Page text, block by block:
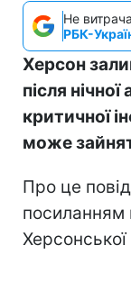
Не
РБК-
Херсон
після
критичної
може
Про це
посиланням